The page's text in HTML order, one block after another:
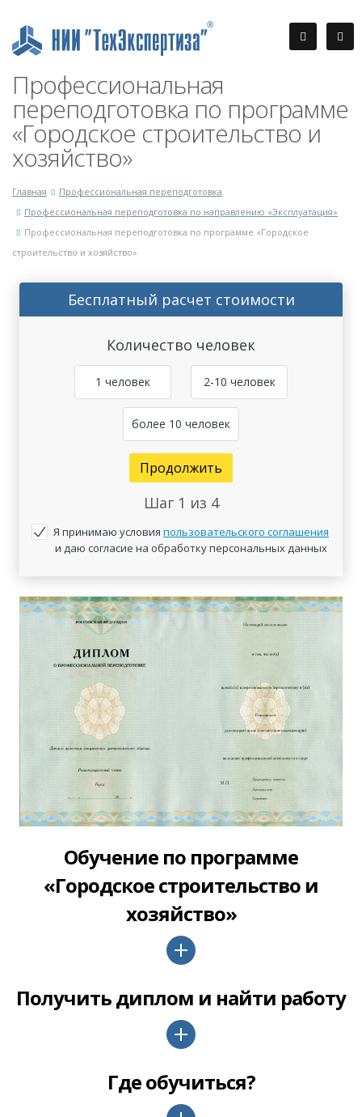
Профессиональная
переподготовка по программе
«Городское строительство и
хозяйство»
Главная
Профессиональная переподготовка
Профессиональная переподготовка по направлению «Эксплуатация»
Профессиональная переподготовка по программе «Городское
строительство и хозяйство»
Бесплатный расчет стоимости
Количество человек
1 человек 2-10 человек
более 10 человек
Продолжить
Шаг 1 из 4
Я принимаю условия пользовательского соглашения
и даю согласие на обработку персональных данных
Обучение по программе
«Городское строительство и
хозяйство»
Получить диплом и найти работу
Где обучиться?